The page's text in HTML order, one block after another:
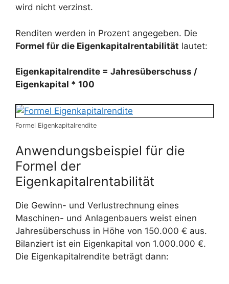
wird nicht verzinst.
Renditen werden in Prozent angegeben. Die
Formel für die Eigenkapitalrentabilität lautet:
Eigenkapitalrendite = Jahresüberschuss /
Eigenkapital * 100
Formel Eigenkapitalrendite
Anwendungsbeispiel für die
Formel der
Eigenkapitalrentabilität
Die Gewinn- und Verlustrechnung eines
Maschinen- und Anlagenbauers weist einen
Jahresüberschuss in Höhe von 150.000 € aus.
Bilanziert ist ein Eigenkapital von 1.000.000 €.
Die Eigenkapitalrendite beträgt dann: